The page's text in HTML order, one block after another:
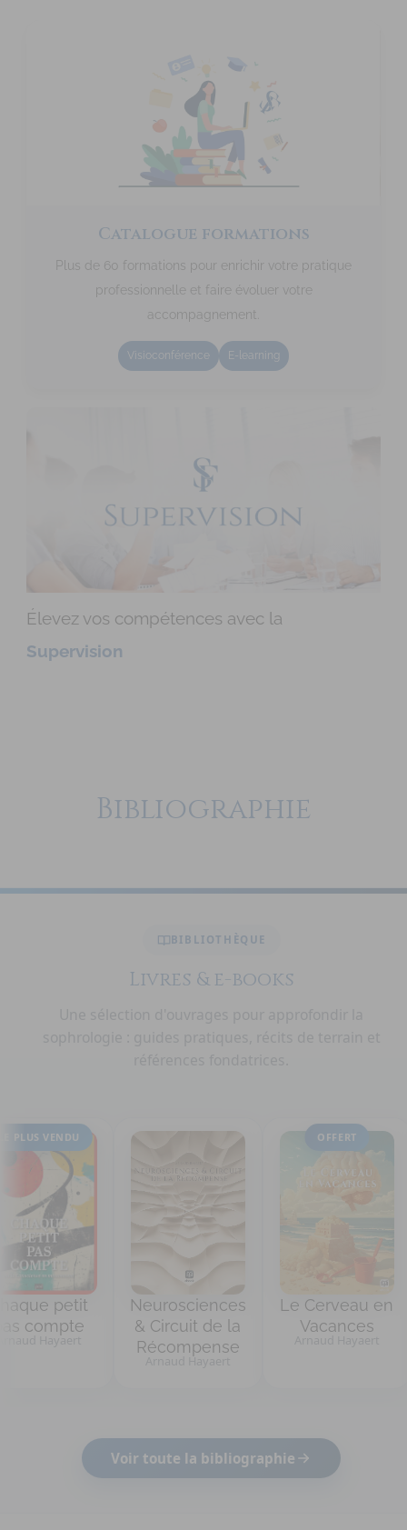
Catalogue formations
Plus de 60 formations pour enrichir votre pratique
professionnelle et faire évoluer votre
accompagnement.
Visioconférence E-learning
Élevez vos compétences avec la
Supervision
Bibliographie
BIBLIOTHÈQUE
Livres & e-books
VENDU
petit
compte
Hayaert
Neurosciences
& Circuit de la
Récompense
Arnaud Hayaert
OFFERT
Le Cerveau en
Vacances
Voir toute la bibliographie